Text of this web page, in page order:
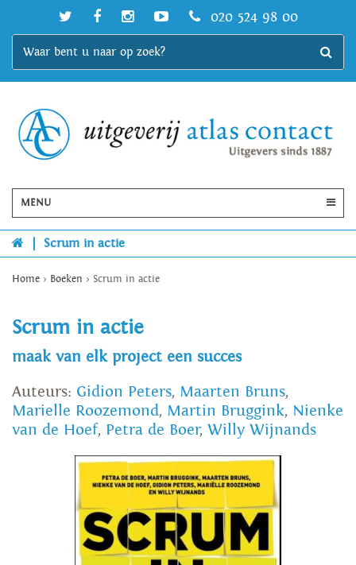
020 524 98 00
MENU
Scrum in actie
Home > Boeken > Scrum in actie
Scrum in actie
maak van elk project een succes
Auteurs: Gidion Peters, Maarten Bruns,
Marielle Roozemond, Martin Bruggink, Nienke
van de Hoef, Petra de Boer, Willy Wijnands